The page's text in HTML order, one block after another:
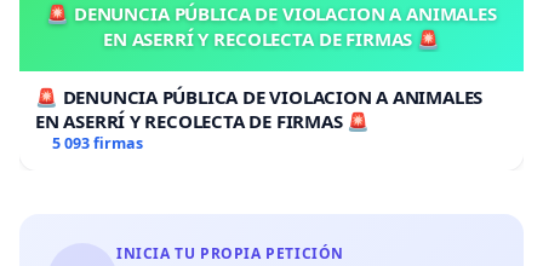
y preservados.
---
La ley tiene como finalidad proteger, conservar,
🚨 DENUNCIA PÚBLICA DE VIOLACION A ANIMALES
EN ASERRÍ Y RECOLECTA DE FIRMAS 🚨
🚨 DENUNCIA PÚBLICA DE VIOLACION A ANIMALES
EN ASERRÍ Y RECOLECTA DE FIRMAS 🚨
5 093 firmas
INICIA TU PROPIA PETICIÓN